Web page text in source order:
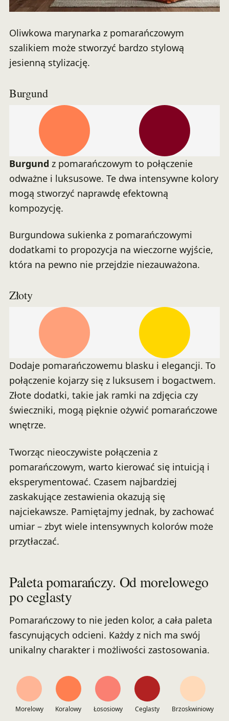
Oliwkowa marynarka z pomarańczowym
szalikiem może stworzyć bardzo stylową
jesienną stylizację.
Burgund
Burgund z pomarańczowym to połączenie
odważne i luksusowe. Te dwa intensywne kolory
mogą stworzyć naprawdę efektowną
kompozycję.
Burgundowa sukienka z pomarańczowymi
dodatkami to propozycja na wieczorne wyjście,
która na pewno nie przejdzie niezauważona.
Złoty
Dodaje pomarańczowemu blasku i elegancji. To
połączenie kojarzy się z luksusem i bogactwem.
Złote dodatki, takie jak ramki na zdjęcia czy
świeczniki, mogą pięknie ożywić pomarańczowe
wnętrze.
Tworząc nieoczywiste połączenia z
pomarańczowym, warto kierować się intuicją i
eksperymentować. Czasem najbardziej
zaskakujące zestawienia okazują się
najciekawsze. Pamiętajmy jednak, by zachować
umiar – zbyt wiele intensywnych kolorów może
przytłaczać.
Paleta pomarańczy. Od morelowego
po ceglasty
Pomarańczowy to nie jeden kolor, a cała paleta
fascynujących odcieni. Każdy z nich ma swój
unikalny charakter i możliwości zastosowania.
Morelowy Koralowy Łososiowy Ceglasty Brzoskwiniowy